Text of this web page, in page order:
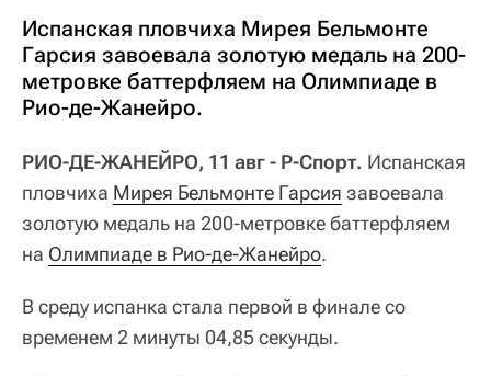
Испанская пловчиха Мирея Бельмонте
Гарсия завоевала золотую медаль на 200-
метровке баттерфляем на Олимпиаде в
Рио-де-Жанейро.
РИО-ДЕ-ЖАНЕЙРО, 11 авг - Р-Спорт. Испанская
пловчиха Мирея Бельмонте Гарсия завоевала
золотую медаль на 200-метровке баттерфляем
на Олимпиаде в Рио-де-Жанейро.
В среду испанка стала первой в финале со
временем 2 минуты 04,85 секунды.